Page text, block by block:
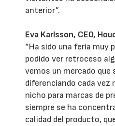
anterior”.
Eva Karlsson, CEO,
“Ha sido una feria muy
podido ver retroceso
vemos un mercado que
diferenciando cada vez
nicho para marcas de
siempre se ha
calidad del producto,